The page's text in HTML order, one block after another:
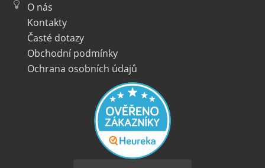
O nás
Kontakty
Časté dotazy
Obchodní podmínky
Ochrana osobních údajů